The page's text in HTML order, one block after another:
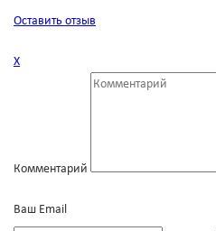
Оставить отзыв
Х
Комментарий
Ваш Email